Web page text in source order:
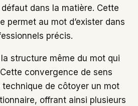
dans la matière. Cette
permet au mot d’exister dans
précis.
structure même du mot qui
convergence de sens
de côtoyer un mot
offrant ainsi plusieurs